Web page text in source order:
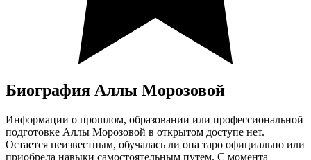
Биография Аллы Морозовой
Информации о прошлом, образовании или профессиональной
подготовке Аллы Морозовой в открытом доступе нет.
Остается неизвестным, обучалась ли она таро официально или
приобрела навыки самостоятельным путем. С момента